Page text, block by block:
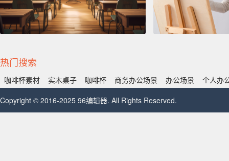
热门搜索
咖啡杯素材 实木桌子 咖啡杯 商务办公场景 办公场景
个人办
Copyright © 2016-2025 96编辑器. All Rights Reserved.